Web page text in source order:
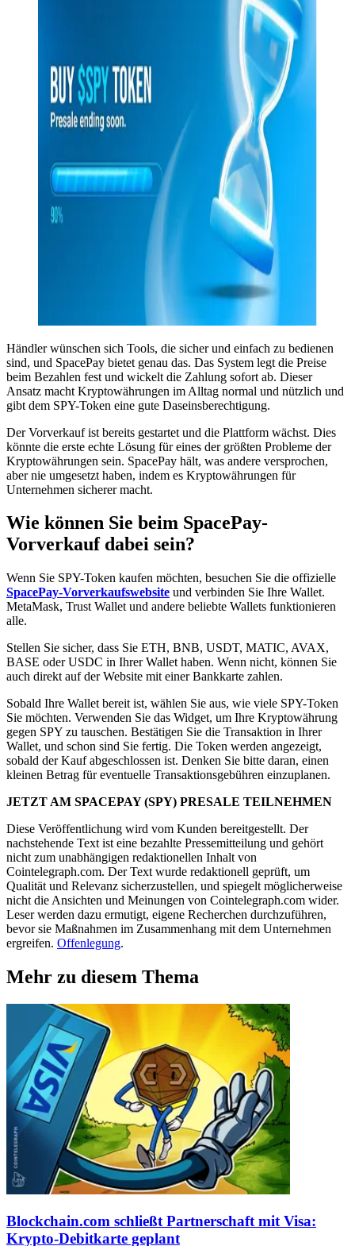
Händler wünschen sich Tools, die sicher und einfach zu bedienen
sind, und SpacePay bietet genau das. Das System legt die Preise
beim Bezahlen fest und wickelt die Zahlung sofort ab. Dieser
Ansatz macht Kryptowährungen im Alltag normal und nützlich und
gibt dem SPY-Token eine gute Daseinsberechtigung.
Der Vorverkauf ist bereits gestartet und die Plattform wächst. Dies
könnte die erste echte Lösung für eines der größten Probleme der
Kryptowährungen sein. SpacePay hält, was andere versprochen,
aber nie umgesetzt haben, indem es Kryptowährungen für
Unternehmen sicherer macht.
Wie können Sie beim SpacePay-
Vorverkauf dabei sein?
Wenn Sie SPY-Token kaufen möchten, besuchen Sie die offizielle
SpacePay-Vorverkaufswebsite und verbinden Sie Ihre Wallet.
MetaMask, Trust Wallet und andere beliebte Wallets funktionieren
alle.
Stellen Sie sicher, dass Sie ETH, BNB, USDT, MATIC, AVAX,
BASE oder USDC in Ihrer Wallet haben. Wenn nicht, können Sie
auch direkt auf der Website mit einer Bankkarte zahlen.
Sobald Ihre Wallet bereit ist, wählen Sie aus, wie viele SPY-Token
Sie möchten. Verwenden Sie das Widget, um Ihre Kryptowährung
gegen SPY zu tauschen. Bestätigen Sie die Transaktion in Ihrer
Wallet, und schon sind Sie fertig. Die Token werden angezeigt,
sobald der Kauf abgeschlossen ist. Denken Sie bitte daran, einen
kleinen Betrag für eventuelle Transaktionsgebühren einzuplanen.
JETZT AM SPACEPAY (SPY) PRESALE TEILNEHMEN
Diese Veröffentlichung wird vom Kunden bereitgestellt. Der
nachstehende Text ist eine bezahlte Pressemitteilung und gehört
nicht zum unabhängigen redaktionellen Inhalt von
Cointelegraph.com. Der Text wurde redaktionell geprüft, um
Qualität und Relevanz sicherzustellen, und spiegelt möglicherweise
nicht die Ansichten und Meinungen von Cointelegraph.com wider.
Leser werden dazu ermutigt, eigene Recherchen durchzuführen,
bevor sie Maßnahmen im Zusammenhang mit dem Unternehmen
ergreifen. Offenlegung.
Mehr zu diesem Thema
Blockchain.com schließt Partnerschaft mit Visa:
Krypto-Debitkarte geplant